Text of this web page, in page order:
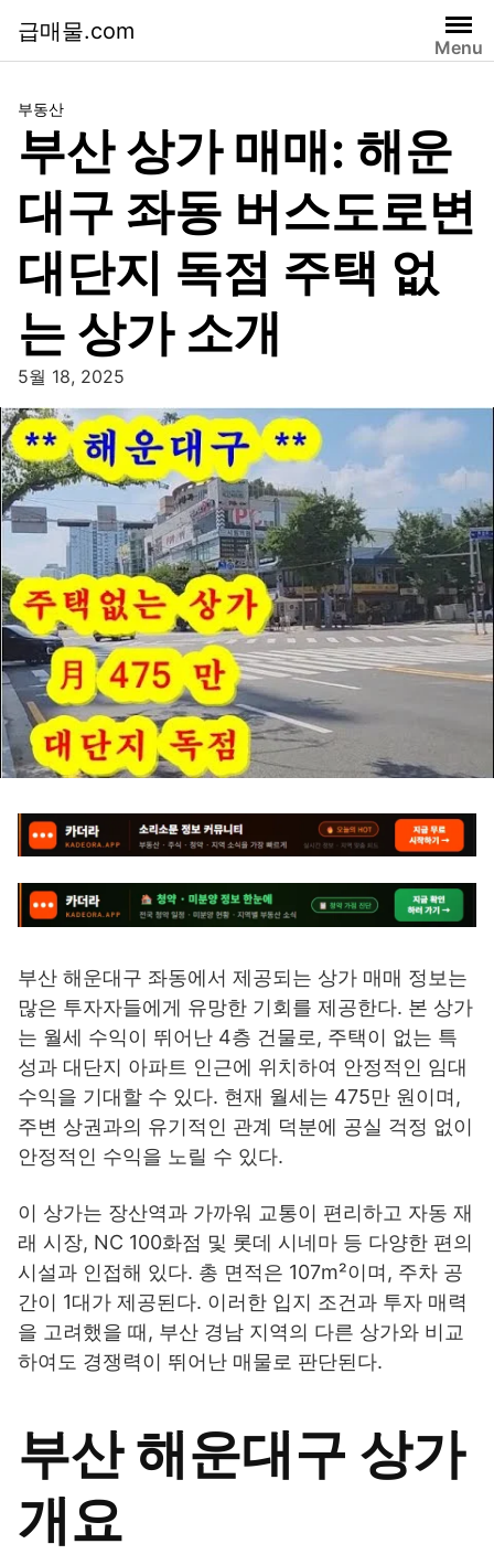
급매물.com
Menu
부동산
부산 상가 매매: 해운
대구 좌동 버스도로변
대단지 독점 주택 없
는 상가 소개
5월 18, 2025
부산 해운대구 좌동에서 제공되는 상가 매매 정보는
많은 투자자들에게 유망한 기회를 제공한다. 본 상가
는 월세 수익이 뛰어난 4층 건물로, 주택이 없는 특
성과 대단지 아파트 인근에 위치하여 안정적인 임대
수익을 기대할 수 있다. 현재 월세는 475만 원이며,
주변 상권과의 유기적인 관계 덕분에 공실 걱정 없이
안정적인 수익을 노릴 수 있다.
이 상가는 장산역과 가까워 교통이 편리하고 자동 재
래 시장, NC 100화점 및 롯데 시네마 등 다양한 편의
시설과 인접해 있다. 총 면적은 107m²이며, 주차 공
간이 1대가 제공된다. 이러한 입지 조건과 투자 매력
을 고려했을 때, 부산 경남 지역의 다른 상가와 비교
하여도 경쟁력이 뛰어난 매물로 판단된다.
부산 해운대구 상가
개요